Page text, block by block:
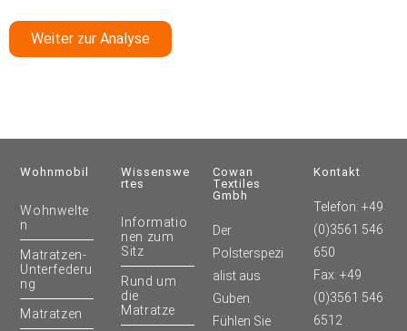
Weiter zur Analyse
Wohnmobil
Wohnwelte
n
Matratzen-
Unterfederu
ng
Matratzen
Wissenswe
Rtes
Informatio
nen zum
Sitz
Rund um
die
Matratze
Cowan
Textiles
Gmbh
Der
Polsterspezi
alist aus
Guben.
Fühlen Sie
Kontakt
Telefon: +49
(0)3561 546
650
Fax: +49
(0)3561 546
6512